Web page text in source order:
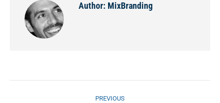
Author: MixBranding
PREVIOUS